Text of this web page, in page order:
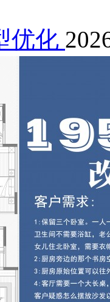
优化